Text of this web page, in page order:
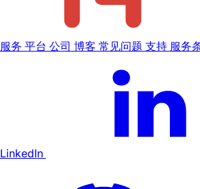
服务 平台 公司 博客 常见问题 支持 服务
LinkedIn